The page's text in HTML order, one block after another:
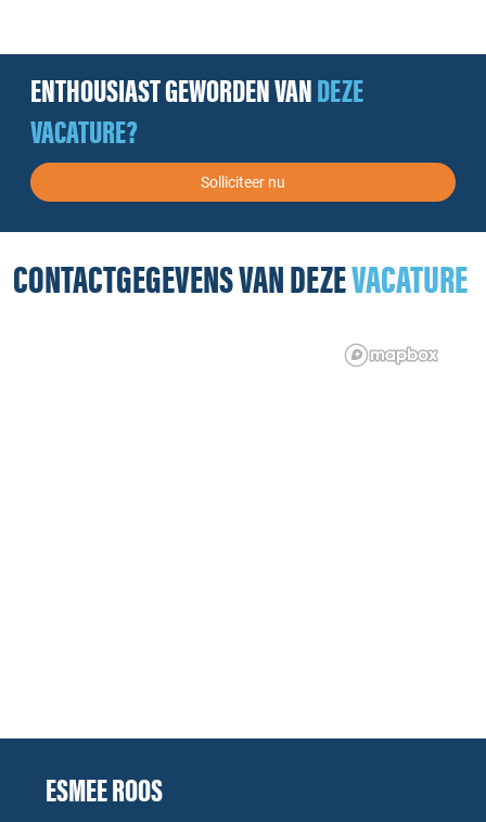
ENTHOUSIAST GEWORDEN VANDEZE
VACATURE?
Solliciteer nu
CONTACTGEGEVENS VAN DEZEVACATURE
ESMEE ROOS